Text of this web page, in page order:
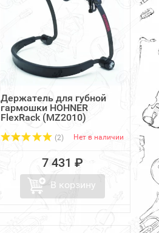
Держатель для губной
гармошки HOHNER
FlexRack (MZ2010)
(2) Нет в наличии
7 431 ₽
В корзину